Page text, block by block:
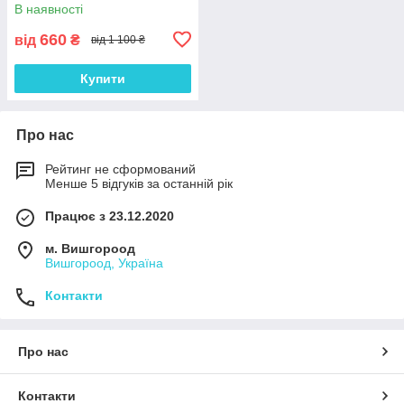
В наявності
від 660 ₴ від 1 100 ₴
Купити
Про нас
Рейтинг не сформований
Менше 5 відгуків за останній рік
Працює з 23.12.2020
м. Вишгороод
Вишгороод, Україна
Контакти
Про нас
Контакти